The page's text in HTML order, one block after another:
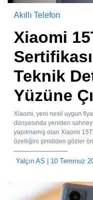
Akıllı Telefon
Xiaomi
Teknik
Yüzüne
Xiaomi, yeni nesil uygun
dünyasında yeniden
yapılmamış olan Xiaomi
özelliğini şimdiden gözler
Yalçın AS | 10 Temmuz